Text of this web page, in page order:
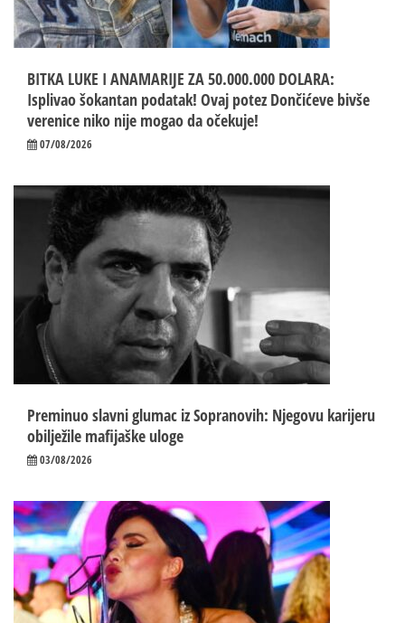
BITKA LUKE I ANAMARIJE ZA 50.000.000 DOLARA:
Isplivao šokantan podatak! Ovaj potez Dončićeve bivše
verenice niko nije mogao da očekuje!
07/08/2026
Preminuo slavni glumac iz Sopranovih: Njegovu karijeru
obilježile mafijaške uloge
03/08/2026